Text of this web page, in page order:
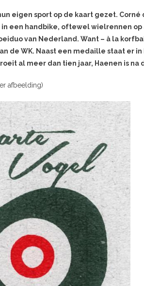
eigen sport op de kaart gezet.
in een handbike, oftewel wielrennen
van Nederland. Want – à la
de WK. Naast een medaille staat er
al meer dan tien jaar, Haenen is
afbeelding)